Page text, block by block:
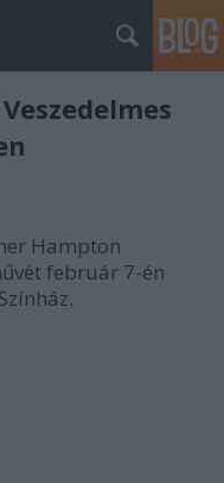
Hampton
február 7-én